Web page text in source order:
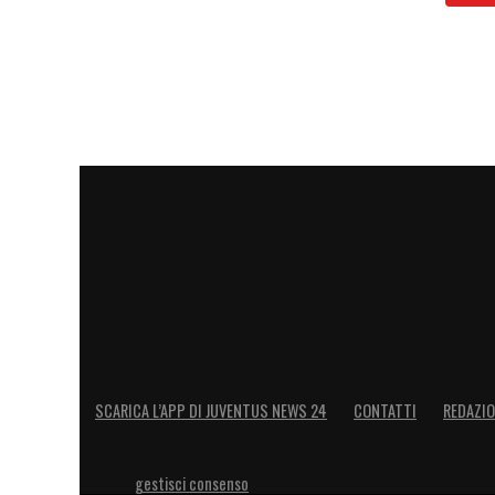
SCARICA L’APP DI JUVENTUS NEWS 24 CONTATTI
gestisci consenso